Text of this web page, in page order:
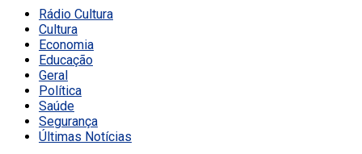
Rádio Cultura
Cultura
Economia
Educação
Geral
Política
Saúde
Segurança
Últimas Notícias